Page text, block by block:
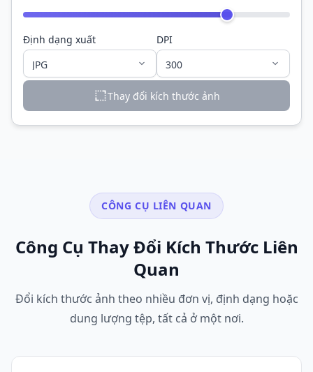
Định dạng xuất DPI
Thay đổi kích thước ảnh
CÔNG CỤ LIÊN QUAN
Công Cụ Thay Đổi Kích Thước Liên
Quan
Đổi kích thước ảnh theo nhiều đơn vị, định dạng hoặc
dung lượng tệp, tất cả ở một nơi.